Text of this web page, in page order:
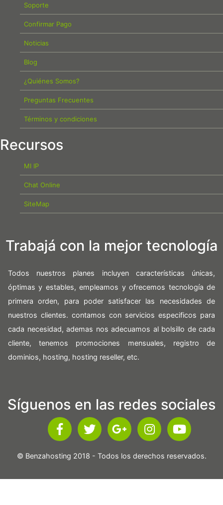
Soporte
Confirmar Pago
Noticias
Blog
¿Quiénes Somos?
Preguntas Frecuentes
Términos y condiciones
Recursos
MI IP
Chat Online
SiteMap
Trabajá con la mejor tecnología
Todos nuestros planes incluyen características únicas,
óptimas y estables, empleamos y ofrecemos tecnología de
primera orden, para poder satisfacer las necesidades de
nuestros clientes. contamos con servicios especificos para
cada necesidad, ademas nos adecuamos al bolsillo de cada
cliente, tenemos promociones mensuales, registro de
dominios, hosting, hosting reseller, etc.
Síguenos en las redes sociales
© Benzahosting 2018 - Todos los derechos reservados.